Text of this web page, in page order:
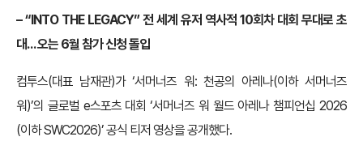
– “INTO THE LEGACY” 전 세계 유저 역사적 10회차 대회 무대로 초
대… 오는 6월 참가 신청 돌입
컴투스(대표 남재관)가 ‘서머너즈 워: 천공의 아레나(이하 서머너즈
워)’의 글로벌 e스포츠 대회 ‘서머너즈 워 월드 아레나 챔피언십 2026
(이하 SWC2026)’ 공식 티저 영상을 공개했다.